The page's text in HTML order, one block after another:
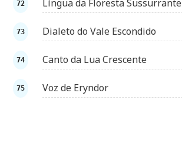
Língua da Floresta Sussurrante
Dialeto do Vale Escondido
Canto da Lua Crescente
Voz de Eryndor